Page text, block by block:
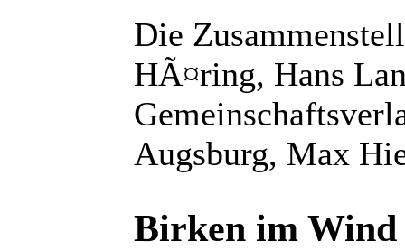
Die
HÃ¤ring, Hans
Augsburg, Max
Birken im Wind